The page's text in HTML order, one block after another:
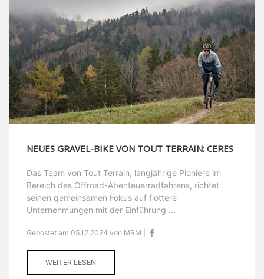
NEUES GRAVEL-BIKE VON TOUT TERRAIN: CERES
Das Team von Tout Terrain, langjährige Pioniere im
Bereich des Offroad-Abenteuerradfahrens, richtet
seinen gemeinsamen Fokus auf flottere
Unternehmungen mit der Einführung ...
Gepostet am 05.12.2024 von MRM |
WEITER LESEN